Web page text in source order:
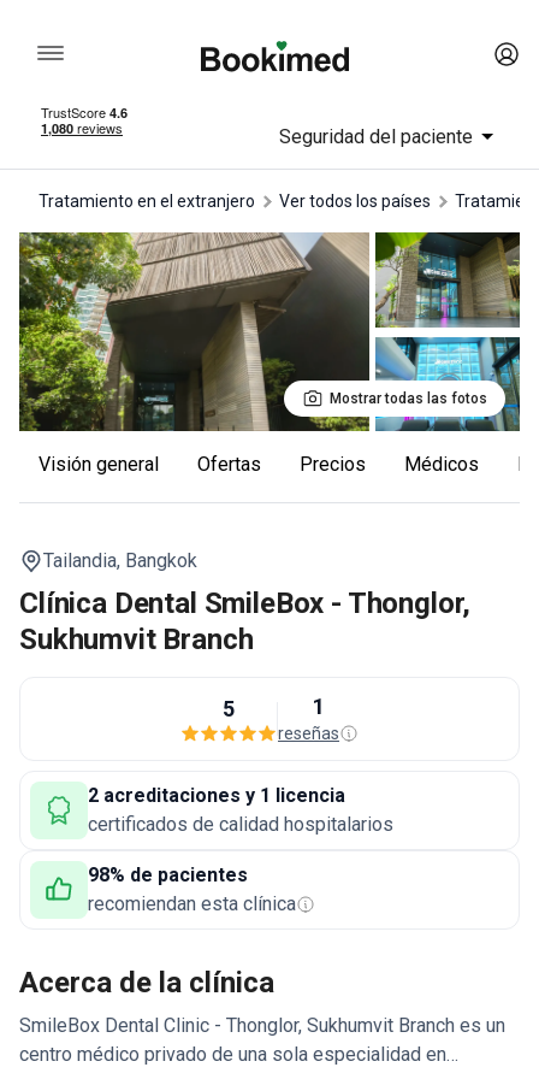
Seguridad del paciente
Tratamiento en el extranjero Ver todos los países
Mostrar todas las fotos
Visión general Ofertas Precios Médicos
Tailandia, Bangkok
Clínica Dental SmileBox - Thonglor,
Sukhumvit Branch
5 1
reseñas
2 acreditaciones y 1 licencia
certificados de calidad hospitalarios
98% de pacientes
recomiendan esta clínica
Acerca de la clínica
SmileBox Dental Clinic - Thonglor, Sukhumvit Branch es un
centro médico privado de una sola especialidad en